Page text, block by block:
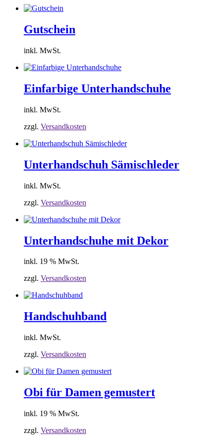
Gutschein
inkl. MwSt.
Einfarbige Unterhandschuhe
inkl. MwSt.
zzgl. Versandkosten
Unterhandschuh Sämischleder
inkl. MwSt.
zzgl. Versandkosten
Unterhandschuhe mit Dekor
inkl. 19 % MwSt.
zzgl. Versandkosten
Handschuhband
inkl. MwSt.
zzgl. Versandkosten
Obi für Damen gemustert
inkl. 19 % MwSt.
zzgl. Versandkosten